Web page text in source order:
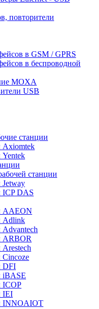
повторители
в GSM / GPRS
в беспроводной
MOXA
USB
станции
Axiomtek
станции
DAS
AAEON
Adlink
ARBOR
DFI
iBASE
ICOP
IEI
INNOAIOT